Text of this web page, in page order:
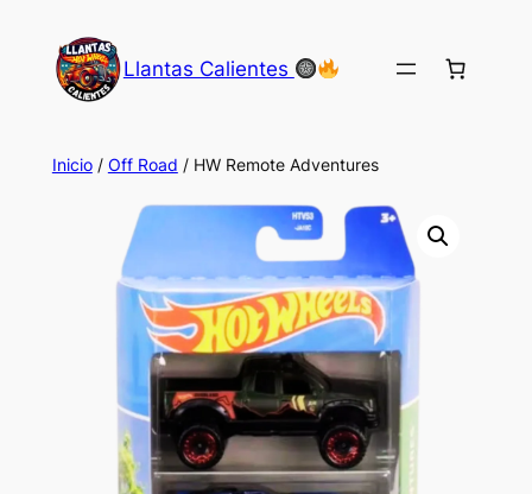
contenido
Llantas Calientes
Inicio/ Off Road / HW Remote Adventures